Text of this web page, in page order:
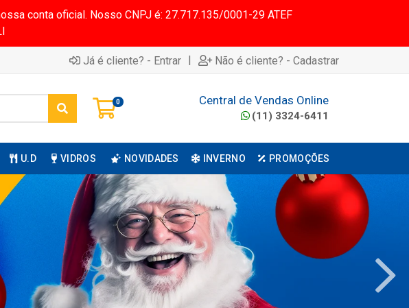
conta oficial. Nosso CNPJ é: 27.717.135/0001-29 ATEF
Já é cliente? - Entrar | Não é cliente? - Cadastrar
0 Central de Vendas Online
(11) 3324-6411
U.D VIDROS NOVIDADES INVERNO PROMOÇÕES